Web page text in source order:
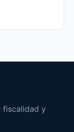
fiscalidad y